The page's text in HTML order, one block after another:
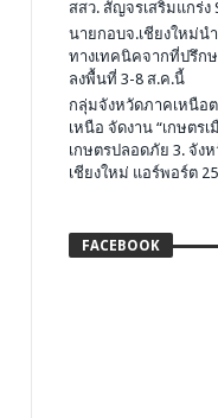
สสว. สัญจรเสริมแกร่
นายกอบจ.เชียงใหม่น
ทางเทคนิคจากที่ปรึก
ลงพื้นที่ 3-8 ส.ค.นี้
กลุ่มจังหวัดภาคเหนือ
เหนือ จัดงาน “เกษตร
เกษตรปลอดภัย 3. จัง
เชียงใหม่ แอร์พอร์ต
FACEBOOK